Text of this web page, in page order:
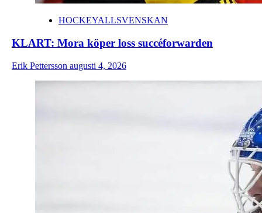
HOCKEYALLSVENSKAN
KLART: Mora köper loss succéforwarden
Erik Pettersson augusti 4, 2026